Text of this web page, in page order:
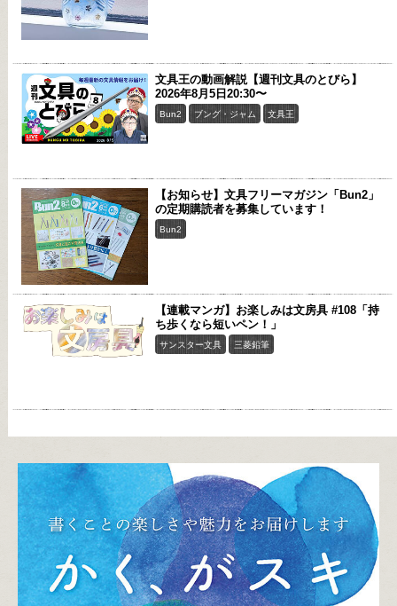
文具王の動画解説【週刊文具のとびら】
2026年8月5日20:30〜
Bun2 ブング・ジャム 文具王
【お知らせ】文具フリーマガジン「Bun2」
の定期購読者を募集しています！
Bun2
【連載マンガ】お楽しみは文房具 #108「持
ち歩くなら短いペン！」
サンスター文具 三菱鉛筆